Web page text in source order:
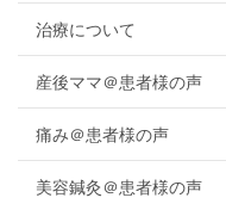
治療について
産後ママ＠患者様の声
痛み＠患者様の声
美容鍼灸＠患者様の声